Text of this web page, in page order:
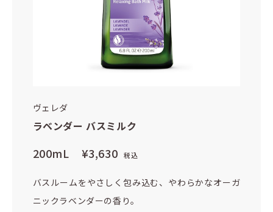
ヴェレダ
ラベンダー バスミルク
200mL ¥3,630 税込
バスルームをやさしく包み込む、やわらかなオーガ
ニックラベンダーの香り。